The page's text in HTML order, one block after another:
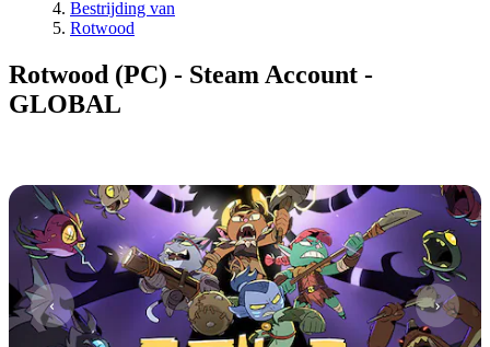
Bestrijding van
Rotwood
Rotwood (PC) - Steam Account -
GLOBAL